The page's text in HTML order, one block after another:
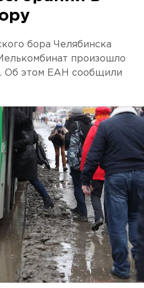
бора Челябинска
произошло
Об этом ЕАН сообщили